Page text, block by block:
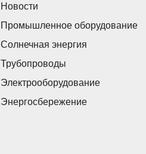
Новости
Промышленное оборудование
Солнечная энергия
Трубопроводы
Электрооборудование
Энергосбережение